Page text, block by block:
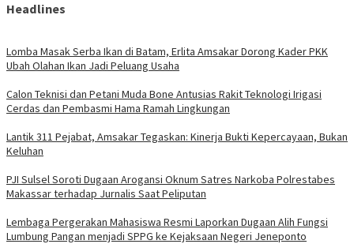
Headlines
Lomba Masak Serba Ikan di Batam, Erlita Amsakar Dorong Kader PKK
Ubah Olahan Ikan Jadi Peluang Usaha
Calon Teknisi dan Petani Muda Bone Antusias Rakit Teknologi Irigasi
Cerdas dan Pembasmi Hama Ramah Lingkungan
Lantik 311 Pejabat, Amsakar Tegaskan: Kinerja Bukti Kepercayaan, Bukan
Keluhan
PJI Sulsel Soroti Dugaan Arogansi Oknum Satres Narkoba Polrestabes
Makassar terhadap Jurnalis Saat Peliputan
Lembaga Pergerakan Mahasiswa Resmi Laporkan Dugaan Alih Fungsi
Lumbung Pangan menjadi SPPG ke Kejaksaan Negeri Jeneponto